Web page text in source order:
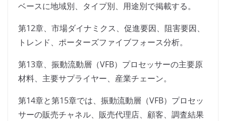
ベースに地域別、タイプ別、用途別で掲載する。
第12章、市場ダイナミクス、促進要因、阻害要因、
トレンド、ポーターズファイブフォース分析。
第13章、振動流動層（VFB）プロセッサーの主要原
材料、主要サプライヤー、産業チェーン。
第14章と第15章では、振動流動層（VFB）プロセッ
サーの販売チャネル、販売代理店、顧客、調査結果